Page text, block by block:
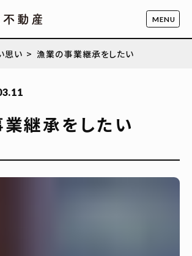
思い 漁業の事業継承をしたい
継承をしたい